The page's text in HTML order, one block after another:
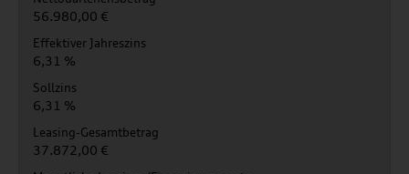
56.980,00 €
Effektiver Jahreszins
6,31 %
Sollzins
6,31 %
Leasing-Gesamtbetrag
37.872,00 €